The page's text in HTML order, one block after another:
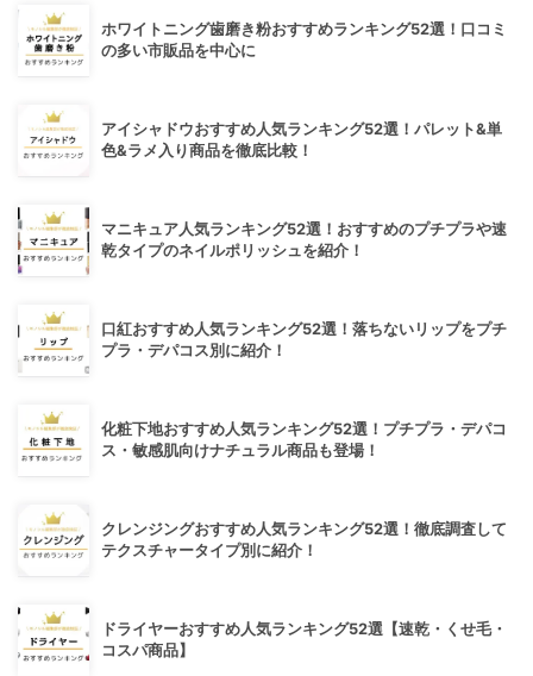
ホワイトニング歯磨き粉おすすめランキング52選！口コミ
の多い市販品を中心に
アイシャドウおすすめ人気ランキング52選！パレット&単
色&ラメ入り商品を徹底比較！
マニキュア人気ランキング52選！おすすめのプチプラや速
乾タイプのネイルポリッシュを紹介！
口紅おすすめ人気ランキング52選！落ちないリップをプチ
プラ・デパコス別に紹介！
化粧下地おすすめ人気ランキング52選！プチプラ・デパコ
ス・敏感肌向けナチュラル商品も登場！
クレンジングおすすめ人気ランキング52選！徹底調査して
テクスチャータイプ別に紹介！
ドライヤーおすすめ人気ランキング52選【速乾・くせ毛・
コスパ商品】